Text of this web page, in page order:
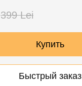
399 Lei
Купить
Быстрый заказ